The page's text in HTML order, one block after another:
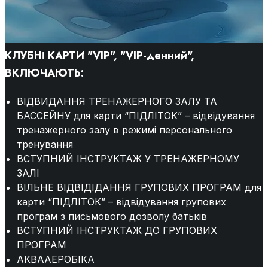
КЛУБНІ КАРТИ "VIP", "VIP-денний",
ВКЛЮЧАЮТЬ:
ВІДВИДАННЯ ТРЕНАЖЕРНОГО ЗАЛУ ТА
БАССЕЙНУ для карти “ПІДЛІТОК” – відвідування
тренажерного залу в режимі персонального
тренування
ВСТУПНИЙ ІНСТРУКТАЖ У ТРЕНАЖЕРНОМУ
ЗАЛІ
ВІЛЬНЕ ВІДВІДІДАННЯ ГРУПОВИХ ПРОГРАМ для
карти “ПІДЛІТОК” – відвідування групових
програм з письмового дозволу батьків
ВСТУПНИЙ ІНСТРУКТАЖ ДО ГРУПОВИХ
ПРОГРАМ
АКВААЕРОБІКА